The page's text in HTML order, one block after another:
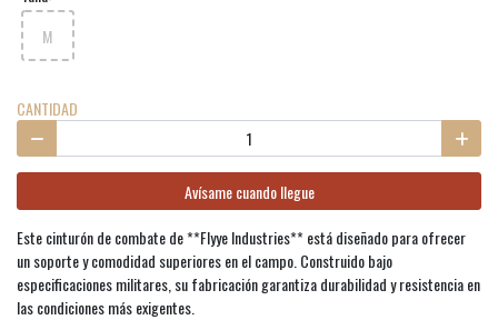
M
CANTIDAD
Avísame cuando llegue
Este cinturón de combate de **Flyye Industries** está diseñado para ofrecer
un soporte y comodidad superiores en el campo. Construido bajo
especificaciones militares, su fabricación garantiza durabilidad y resistencia en
las condiciones más exigentes.